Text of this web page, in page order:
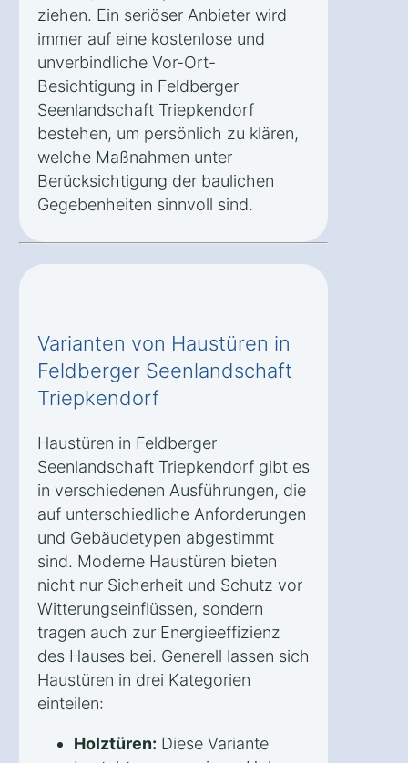
ziehen. Ein seriöser Anbieter wird
immer auf eine kostenlose und
unverbindliche Vor-Ort-
Besichtigung in Feldberger
Seenlandschaft Triepkendorf
bestehen, um persönlich zu klären,
welche Maßnahmen unter
Berücksichtigung der baulichen
Gegebenheiten sinnvoll sind.
Varianten von Haustüren in
Feldberger Seenlandschaft
Triepkendorf
Haustüren in Feldberger
Seenlandschaft Triepkendorf gibt es
in verschiedenen Ausführungen, die
auf unterschiedliche Anforderungen
und Gebäudetypen abgestimmt
sind. Moderne Haustüren bieten
nicht nur Sicherheit und Schutz vor
Witterungseinflüssen, sondern
tragen auch zur Energieeffizienz
des Hauses bei. Generell lassen sich
Haustüren in drei Kategorien
einteilen:
Holztüren: Diese Variante